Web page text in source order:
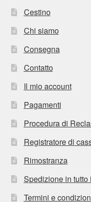
Cestino
Chi siamo
Consegna
Contatto
Il mio account
Pagamenti
Procedura di
Registratore di
Rimostranza
Spedizione in tutto
Termini e